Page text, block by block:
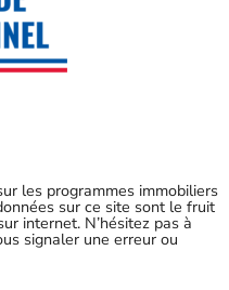
les programmes immobiliers
sur ce site sont le fruit
internet. N’hésitez pas à
signaler une erreur ou